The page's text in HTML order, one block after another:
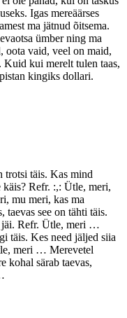
Igas mereäärses
ma jätnud õitsema.
ümber ning ma
oota vaid, veel on maid,
Kuid kui merelt tulen taas,
kingiks dollari.
trotsi täis. Kas mind
Refr. :,: Ütle, meri,
mu meri, kas ma
taevas see on tähti täis.
jäi. Refr. Ütle, meri …
täis. Kes need jäljed siia
meri … Merevetel
kohal särab taevas,